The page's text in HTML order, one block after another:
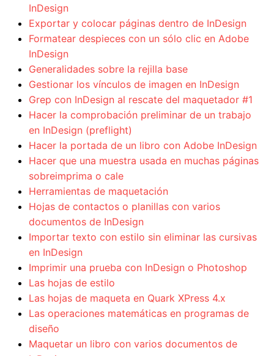
InDesign
Exportar y colocar páginas dentro de InDesign
Formatear despieces con un sólo clic en Adobe
InDesign
Generalidades sobre la rejilla base
Gestionar los vínculos de imagen en InDesign
Grep con InDesign al rescate del maquetador #1
Hacer la comprobación preliminar de un trabajo
en InDesign (preflight)
Hacer la portada de un libro con Adobe InDesign
Hacer que una muestra usada en muchas páginas
sobreimprima o cale
Herramientas de maquetación
Hojas de contactos o planillas con varios
documentos de InDesign
Importar texto con estilo sin eliminar las cursivas
en InDesign
Imprimir una prueba con InDesign o Photoshop
Las hojas de estilo
Las hojas de maqueta en Quark XPress 4.x
Las operaciones matemáticas en programas de
diseño
Maquetar un libro con varios documentos de